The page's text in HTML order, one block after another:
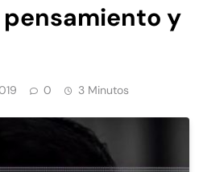
pensamiento y
0 3 Minutos